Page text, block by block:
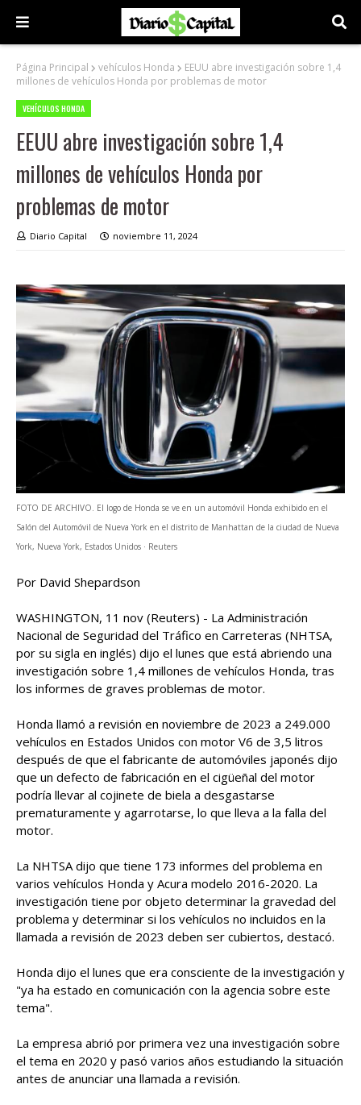
Página Principal vehículos Honda
EEUU abre investigación sobre 1,4
millones de vehículos Honda por problemas de motor
VEHÍCULOS HONDA
EEUU abre investigación sobre 1,4
millones de vehículos Honda por
problemas de motor
Diario Capital noviembre 11, 2024
FOTO DE ARCHIVO. El logo de Honda se ve en un automóvil Honda exhibido en el
Salón del Automóvil de Nueva York en el distrito de Manhattan de la ciudad de Nueva
York, Nueva York, Estados Unidos · Reuters
Por David Shepardson
WASHINGTON, 11 nov (Reuters) - La Administración
Nacional de Seguridad del Tráfico en Carreteras (NHTSA,
por su sigla en inglés) dijo el lunes que está abriendo una
investigación sobre 1,4 millones de vehículos Honda, tras
los informes de graves problemas de motor.
Honda llamó a revisión en noviembre de 2023 a 249.000
vehículos en Estados Unidos con motor V6 de 3,5 litros
después de que el fabricante de automóviles japonés dijo
que un defecto de fabricación en el cigüeñal del motor
podría llevar al cojinete de biela a desgastarse
prematuramente y agarrotarse, lo que lleva a la falla del
motor.
La NHTSA dijo que tiene 173 informes del problema en
varios vehículos Honda y Acura modelo 2016-2020. La
investigación tiene por objeto determinar la gravedad del
problema y determinar si los vehículos no incluidos en la
llamada a revisión de 2023 deben ser cubiertos, destacó.
Honda dijo el lunes que era consciente de la investigación y
"ya ha estado en comunicación con la agencia sobre este
tema".
La empresa abrió por primera vez una investigación sobre
el tema en 2020 y pasó varios años estudiando la situación
antes de anunciar una llamada a revisión.